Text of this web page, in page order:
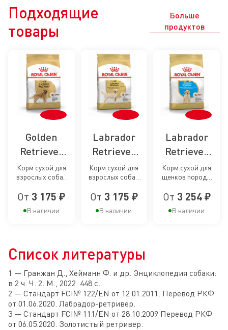
Подходящие
товары
Больше
продуктов
Golden
Retriever
Adult, сухой
корм для
собак
породы
Корм сухой для
взрослых собак
Ретривер от 15
От 3 175 ₽
В наличии
Labrador
Retriever
Adult, сухой
корм для
собак
породы
Корм сухой для
взрослых собак
Ретривер от 15
От 3 175 ₽
В наличии
Labrador
Retriever
Puppy,
сухой корм
для щенков
породы
Корм сухой для
щенков породы
Ретривер до 15
От 3 254 ₽
В наличии
Список литературы
1 — Гранжан Д., Хейманн Ф. и др. Энциклопедия собаки:
в 2 ч. Ч. 2. М., 2022. 448 с.
2 — Стандарт FCI№ 122/EN от 12.01.2011. Перевод РКФ
от 01.06.2020. Лабрадор-ретривер.
3 — Стандарт FCI№ 111/EN от 28.10.2009 Перевод РКФ
от 06.05.2020. Золотистый ретривер.